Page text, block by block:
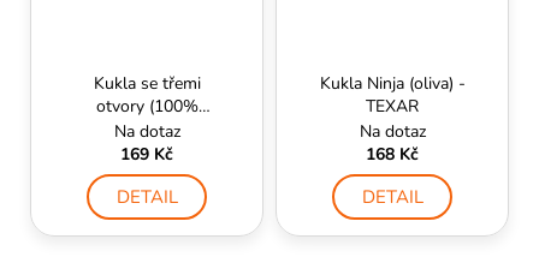
Kukla se třemi
otvory (100%
bavlna) - CZ camo
Na dotaz
169 Kč
DETAIL
Kukla Ninja (oliva) -
TEXAR
Na dotaz
168 Kč
DETAIL